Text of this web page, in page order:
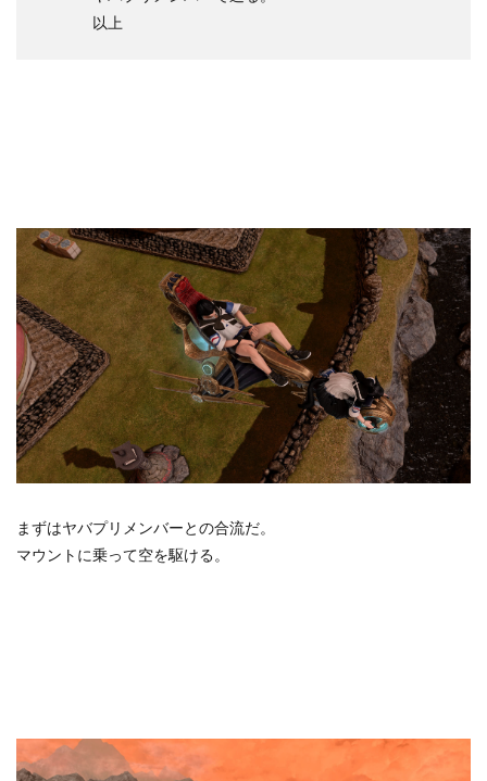
以上
まずはヤバプリメンバーとの合流だ。
マウントに乗って空を駆ける。